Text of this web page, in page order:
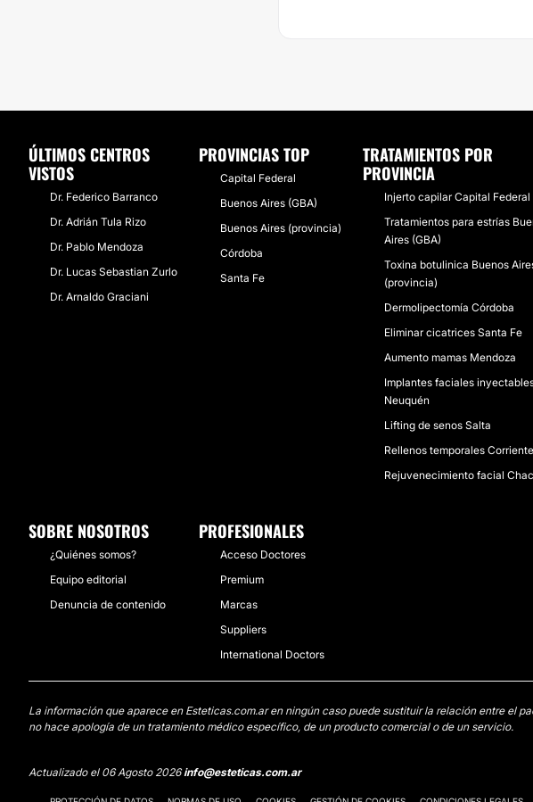
ÚLTIMOS CENTROS
VISTOS
Dr. Federico Barranco
Dr. Adrián Tula Rizo
Dr. Pablo Mendoza
Dr. Lucas Sebastian Zurlo
Dr. Arnaldo Graciani
PROVINCIAS TOP
Capital Federal
Buenos Aires (GBA)
Buenos Aires (provincia)
Córdoba
Santa Fe
TRATAMIENTOS POR
PROVINCIA
Injerto capilar Capital Federal
Tratamientos para estrías
Aires (GBA)
Toxina botulinica Buenos
(provincia)
Dermolipectomía Córdoba
Eliminar cicatrices Santa Fe
Aumento mamas Mendoza
Implantes faciales
Neuquén
Lifting de senos Salta
Rellenos temporales
Rejuvenecimiento facial
SOBRE NOSOTROS
¿Quiénes somos?
Equipo editorial
Denuncia de contenido
PROFESIONALES
Acceso Doctores
Premium
Marcas
Suppliers
International Doctors
La información que aparece en Esteticas.com.ar en ningún caso puede sustituir la relación entre el
no hace apología de un tratamiento médico específico, de un producto comercial o de un servicio.
Actualizado el 06 Agosto 2026info@esteticas.com.ar